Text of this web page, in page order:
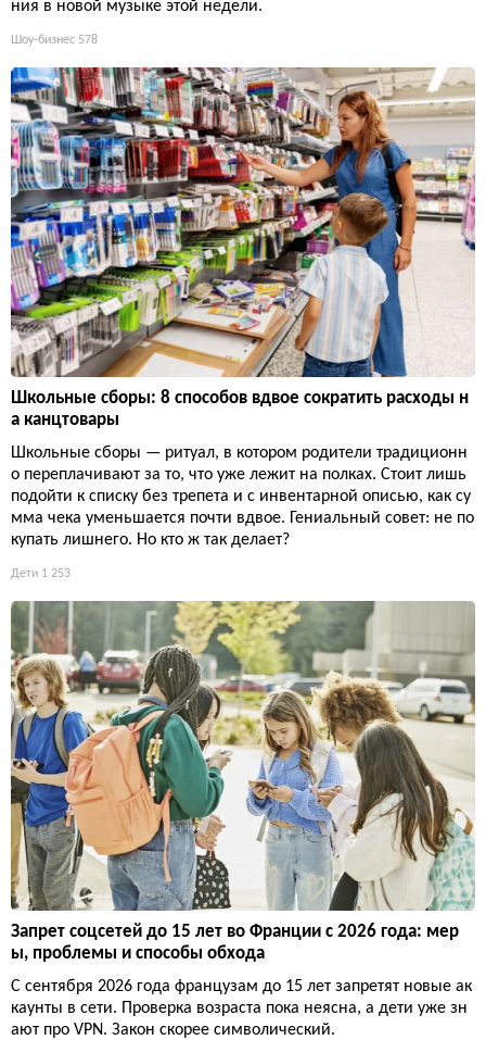
ния в новой музыке этой недели.
Шоу-бизнес 578
Школьные сборы: 8 способов вдвое сократить расходы н
а канцтовары
Школьные сборы — ритуал, в котором родители традиционн
о переплачивают за то, что уже лежит на полках. Стоит лишь
подойти к списку без трепета и с инвентарной описью, как су
мма чека уменьшается почти вдвое. Гениальный совет: не по
купать лишнего. Но кто ж так делает?
Дети 1 253
Запрет соцсетей до 15 лет во Франции с 2026 года: мер
ы, проблемы и способы обхода
С сентября 2026 года французам до 15 лет запретят новые ак
каунты в сети. Проверка возраста пока неясна, а дети уже зн
ают про VPN. Закон скорее символический.